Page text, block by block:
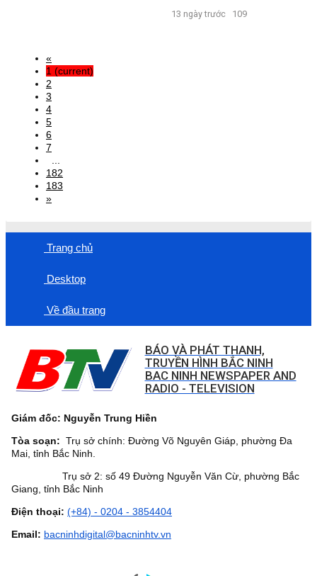
13 ngày trước 109
«
1 (current)
2
3
4
5
6
7
182
183
»
Trang chủ
Desktop
Về đầu trang
BÁO VÀ PHÁT THANH,
TRUYỀN HÌNH BẮC NINH
BAC NINH NEWSPAPER AND
RADIO - TELEVISION
Giám đốc: Nguyễn Trung Hiền
Tòa soạn: Trụ sở chính: Đường Võ Nguyên Giáp, phường Đa
Mai, tỉnh Bắc Ninh.
Trụ sở 2: số 49 Đường Nguyễn Văn Cừ, phường Bắc
Giang, tỉnh Bắc Ninh
Điện thoại: (+84) - 0204 - 3854404
Email: bacninhdigital@bacninhtv.vn